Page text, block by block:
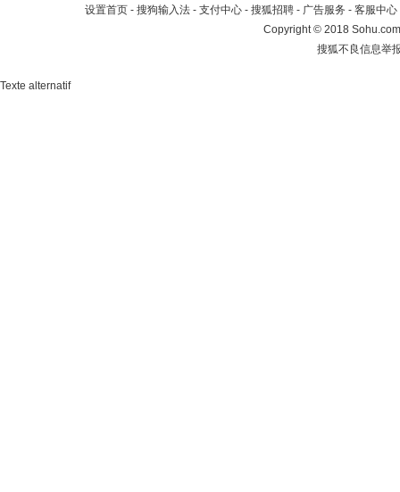
设置首页 - 搜狗输入法 - 支付中心 - 搜狐招聘 - 广告服务 - 客服中心
Copyright©2018
搜狐不良信息举
Texte alternatif